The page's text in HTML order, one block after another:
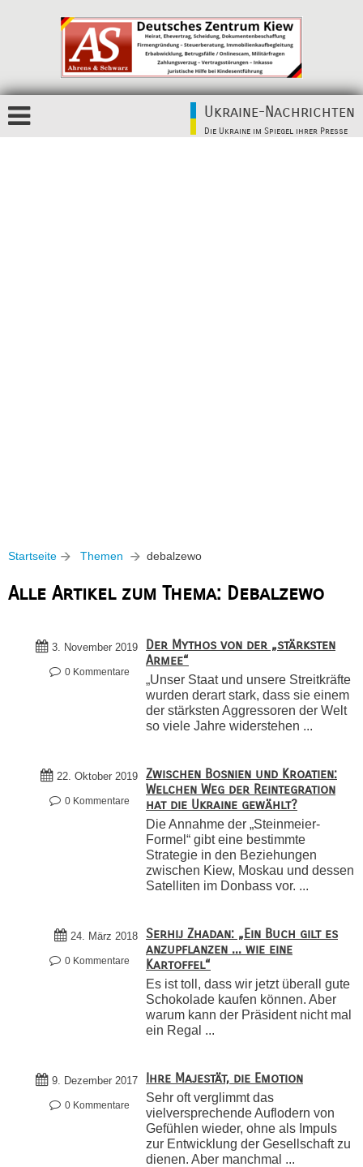
Ukraine-Nachrichten
Die Ukraine im Spiegel ihrer Presse
Startseite Themen debalzewo
Alle Artikel zum Thema: Debalzewo
3. November 2019
0 Kommentare
Der Mythos von der „stärksten
Armee“
„Unser Staat und unsere Streitkräfte
wurden derart stark, dass sie einem
der stärksten Aggressoren der Welt
so viele Jahre widerstehen ...
22. Oktober 2019
0 Kommentare
Zwischen Bosnien und Kroatien:
Welchen Weg der Reintegration
hat die Ukraine gewählt?
Die Annahme der „Steinmeier-
Formel“ gibt eine bestimmte
Strategie in den Beziehungen
zwischen Kiew, Moskau und dessen
Satelliten im Donbass vor. ...
24. März 2018
0 Kommentare
Serhij Zhadan: „Ein Buch gilt es
anzupflanzen ... wie eine
Kartoffel“
Es ist toll, dass wir jetzt überall gute
Schokolade kaufen können. Aber
warum kann der Präsident nicht mal
ein Regal ...
9. Dezember 2017
0 Kommentare
Ihre Majestät, die Emotion
Sehr oft verglimmt das
vielversprechende Auflodern von
Gefühlen wieder, ohne als Impuls
zur Entwicklung der Gesellschaft zu
dienen. Aber manchmal ...